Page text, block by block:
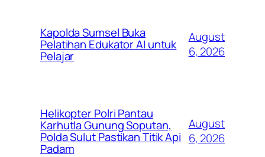
Kapolda Sumsel Buka
Pelatihan Edukator AI untuk
Pelajar
August
6, 2026
Helikopter Polri Pantau
Karhutla Gunung Soputan,
Polda Sulut Pastikan Titik Api
Padam
August
6, 2026